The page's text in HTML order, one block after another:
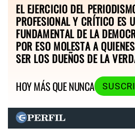
EL EJERCICIO DEL
PROFESIONAL Y CRÍTICO ES
FUNDAMENTAL DE LA
POR ESO MOLESTA A
SER LOS DUEÑOS DE LA
HOY MÁS QUE NUNCA